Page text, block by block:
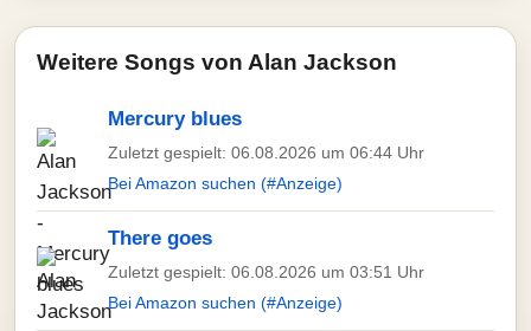
Weitere Songs von Alan Jackson
Mercury blues
Zuletzt gespielt: 06.08.2026 um 06:44 Uhr
Bei Amazon suchen (#Anzeige)
There goes
Zuletzt gespielt: 06.08.2026 um 03:51 Uhr
Bei Amazon suchen (#Anzeige)